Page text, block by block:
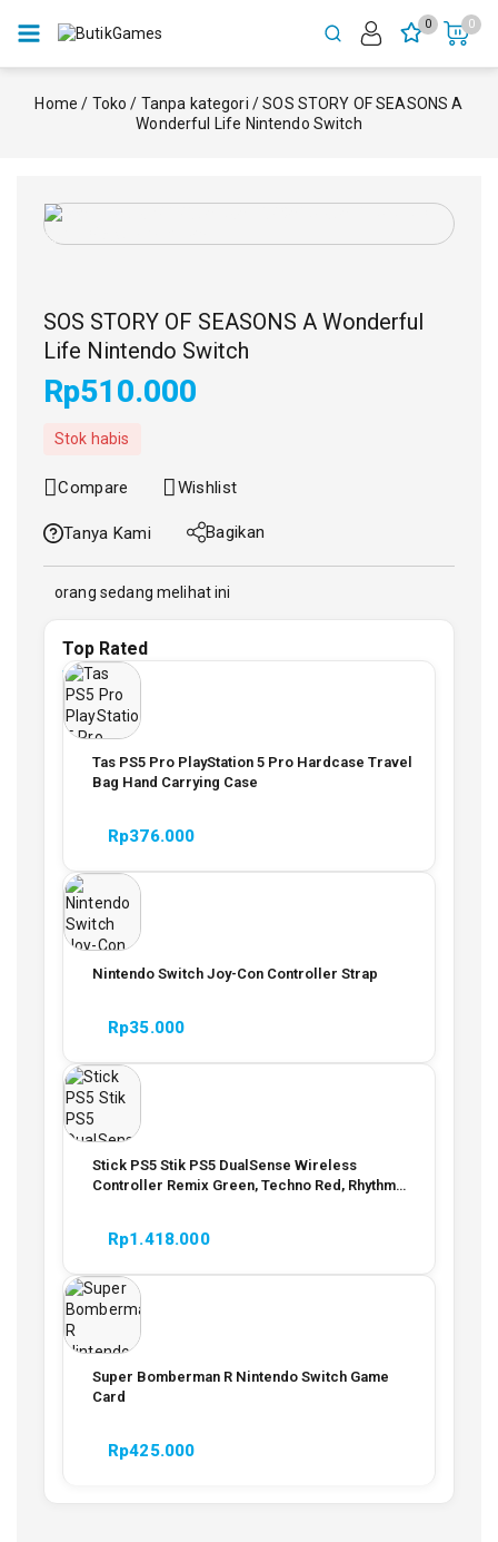
0 0
Home / Toko / Tanpa kategori / SOS STORY OF SEASONS A
Wonderful Life Nintendo Switch
Top Rated
Tas PS5 Pro PlayStation 5 Pro Hardcase Travel
Bag Hand Carrying Case
Rp376.000
Nintendo Switch Joy-Con Controller Strap
Rp35.000
Stick PS5 Stik PS5 DualSense Wireless
Controller Remix Green, Techno Red, Rhythm
Rp1.418.000
Super Bomberman R Nintendo Switch Game
Card
Rp425.000
SOS STORY OF SEASONS A Wonderful
Life Nintendo Switch
Rp510.000
Stok habis
Compare Wishlist
Tanya Kami Bagikan
orang sedang melihat ini